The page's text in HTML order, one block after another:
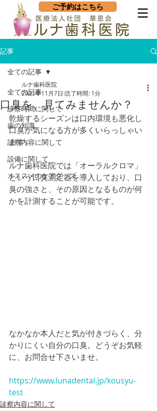
ご予約はこちら
記事
全ての記事
診察時間に関して
歯の知識
診察内容に関して
設備に関して
オススメのケアグッズ
全ての記事
口臭を、見てみませんか？
ルナ歯科医院
2021年11月7日 読了時間: 1分
乾燥するシーズンは口内環境も悪化し
口臭が気になる方が多くいらっしゃい
ます。
ルナ歯科医院では「オーラルクロマ」
という口臭測定器を導入しており、口
臭の強さと、その原因となるものが何
かを計測することが可能です。
なかなか本人だと気が付きづらく、分
かりにくい自分の口臭。どうぞお気軽
に、お問合せ下さいませ。
https://www.lunadental.jp/kousyu-
test
診察内容に関して